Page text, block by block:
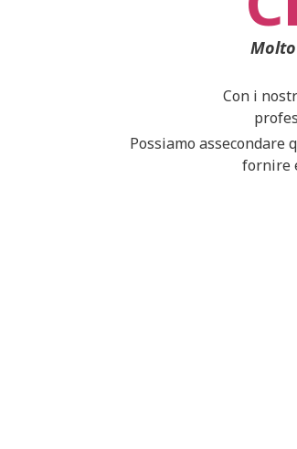
Con i
Possiamo
fornire